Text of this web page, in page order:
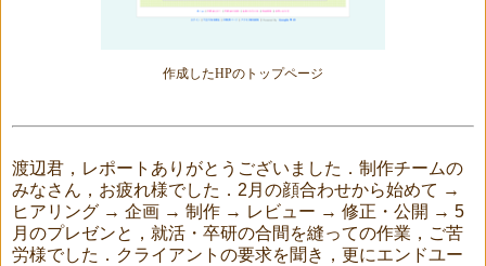
作成したHPのトップページ
渡辺君，レポートありがとうございました．制作チームの
みなさん，お疲れ様でした．2月の顔合わせから始めて →
ヒアリング → 企画 → 制作 → レビュー → 修正・公開 → 5
月のプレゼンと，就活・卒研の合間を縫っての作業，ご苦
労様でした．クライアントの要求を聞き，更にエンドユー